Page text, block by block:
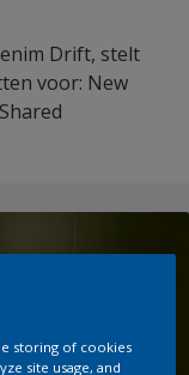
Drift, stelt
voor: New
storing of cookies
site usage, and